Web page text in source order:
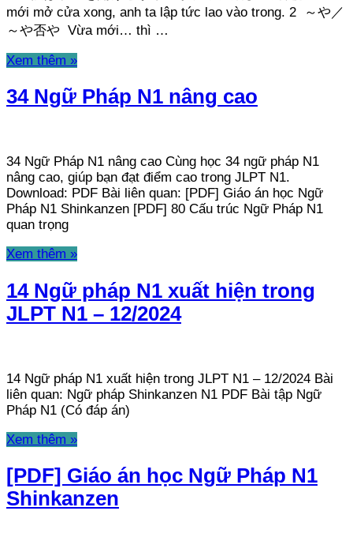
mới mở cửa xong, anh ta lập tức lao vào trong. 2 ～や／
～や否や Vừa mới… thì …
Xem thêm »
34 Ngữ Pháp N1 nâng cao
34 Ngữ Pháp N1 nâng cao Cùng học 34 ngữ pháp N1
nâng cao, giúp bạn đạt điểm cao trong JLPT N1.
Download: PDF Bài liên quan: [PDF] Giáo án học Ngữ
Pháp N1 Shinkanzen [PDF] 80 Cấu trúc Ngữ Pháp N1
quan trọng
Xem thêm »
14 Ngữ pháp N1 xuất hiện trong
JLPT N1 – 12/2024
14 Ngữ pháp N1 xuất hiện trong JLPT N1 – 12/2024 Bài
liên quan: Ngữ pháp Shinkanzen N1 PDF Bài tập Ngữ
Pháp N1 (Có đáp án)
Xem thêm »
[PDF] Giáo án học Ngữ Pháp N1
Shinkanzen